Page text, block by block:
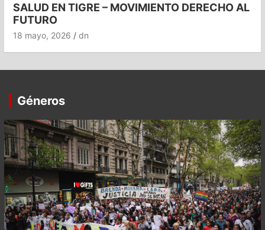
SALUD EN TIGRE – MOVIMIENTO DERECHO AL
FUTURO
18 mayo, 2026 dn
Géneros